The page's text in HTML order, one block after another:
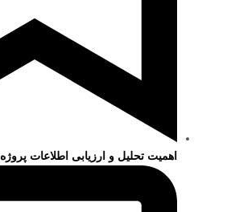
اهمیت تحلیل و ارزیابی اطلاعات پروژه